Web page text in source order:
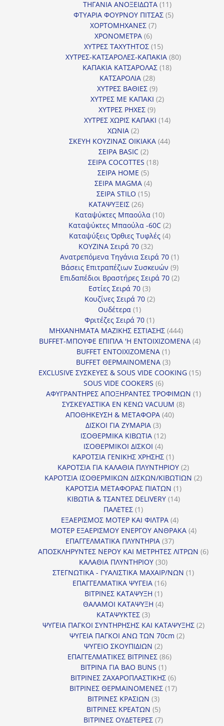
προϊόντα
ΤΗΓΑΝΙΑ ΑΝΟΞΕΙΔΩΤΑ 1111
προϊόντα
ΦΤΥΑΡΙΑ ΦΟΥΡΝΟΥ ΠΙΤΣΑΣ 55
ΧΟΡΤΟΜΗΧΑΝΕΣ 77
ΧΡΟΝΟΜΕΤΡΑ 66
προϊόντα
ΧΥΤΡΕΣ ΤΑΧΥΤΗΤΟΣ 1515
προϊόντα
ΧΥΤΡΕΣ-ΚΑΤΣΑΡΟΛΕΣ-ΚΑΠΑΚΙΑ 8080
ΚΑΠΑΚΙΑ ΚΑΤΣΑΡΟΛΑΣ 1818
ΚΑΤΣΑΡΟΛΙΑ 2828
προϊόντα
ΧΥΤΡΕΣ ΒΑΘΙΕΣ 99
προϊόντα
ΧΥΤΡΕΣ ΜΕ ΚΑΠΑΚΙ 22
ΧΥΤΡΕΣ ΡΗΧΕΣ 99
προϊόντα
ΧΥΤΡΕΣ ΧΩΡΙΣ ΚΑΠΑΚΙ 1414
ΧΩΝΙΑ 22
προϊόντα
ΣΚΕΥΗ ΚΟΥΖΙΝΑΣ ΟΙΚΙΑΚΑ 4444
ΣΕΙΡΑ BASIC 22
προϊόντα
ΣΕΙΡΑ COCOTTES 1818
ΣΕΙΡΑ HOME 55
προϊόντα
ΣΕΙΡΑ MAGMA 44
προϊόντα
ΣΕΙΡΑ STILO 1515
ΚΑΤΑΨΥΞΕΙΣ 2626
προϊόντα
Καταψύκτες Μπαούλα 1010
προϊόντα
Καταψύκτες Μπαούλα -60C 22
προϊόντα
Καταψύξεις Όρθιες Τυφλές 44
ΚΟΥΖΙΝΑ Σειρά 70 3232
προϊόντα
Ανατρεπόμενα Τηγάνια Σειρά 70 11
προϊόν
Βάσεις Επιτραπέζιων Συσκευών 99
προϊόντα
Επιδαπέδιοι Βραστήρες Σειρά 70 22
Εστίες Σειρά 70 33
προϊόντα
Κουζίνες Σειρά 70 22
Ουδέτερα 11
προϊόν
Φριτέζες Σειρά 70 11
προϊόν
ΜΗΧΑΝΗΜΑΤΑ ΜΑΖΙΚΗΣ ΕΣΤΙΑΣΗΣ 444444
προϊόντα
BUFFET-ΜΠΟΥΦΕ ΕΠΙΠΛΑ 'Η ΕΝΤΟΙΧΙΖΟΜΕΝΑ 44
BUFFET ΕΝΤΟΙΧΙΖΟΜΕΝΑ 11
προϊόν
BUFFET ΘΕΡΜΑΙΝΟΜΕΝΑ 33
προϊόντα
EXCLUSIVE ΣΥΣΚΕΥΕΣ & SOUS VIDE COOKING 1515
SOUS VIDE COOKERS 66
προϊόντα
ΑΦΥΓΡΑΝΤΗΡΕΣ ΑΠΟΞΗΡΑΝΤΕΣ ΤΡΟΦΙΜΩΝ 11
ΣΥΣΚΕΥΑΣΤΙΚΑ ΕΝ ΚΕΝΩ VACUUM 88
ΑΠΟΘΗΚΕΥΣΗ & ΜΕΤΑΦΟΡΑ 4040
ΔΙΣΚΟΙ ΓΙΑ ΖΥΜΑΡΙΑ 33
προϊόντα
ΙΣΟΘΕΡΜΙΚΑ ΚΙΒΩΤΙΑ 1212
ΙΣΟΘΕΡΜΙΚΟΙ ΔΙΣΚΟΙ 44
προϊόντα
ΚΑΡΟΤΣΙΑ ΓΕΝΙΚΗΣ ΧΡΗΣΗΣ 11
προϊόν
ΚΑΡΟΤΣΙΑ ΓΙΑ ΚΑΛΑΘΙΑ ΠΛΥΝΤΗΡΙΟΥ 22
προϊόντα
ΚΑΡΟΤΣΙΑ ΙΣΟΘΕΡΜΙΚΩΝ ΔΙΣΚΩΝ/ΚΙΒΩΤΙΩΝ 22
ΚΑΡΟΤΣΙΑ ΜΕΤΑΦΟΡΑΣ ΠΙΑΤΩΝ 11
προϊόν
ΚΙΒΩΤΙΑ & ΤΣΑΝΤΕΣ DELIVERY 1414
ΠΑΛΕΤΕΣ 11
προϊόν
ΕΞΑΕΡΙΣΜΟΣ ΜΟΤΕΡ ΚΑΙ ΦΙΛΤΡΑ 44
προϊόντα
ΜΟΤΕΡ ΕΞΑΕΡΙΣΜΟΥ ΕΝΕΡΓΟΥ ΑΝΘΡΑΚΑ 44
ΕΠΑΓΓΕΛΜΑΤΙΚΑ ΠΛΥΝΤΗΡΙΑ 3737
προϊόντα
ΑΠΟΣΚΛΗΡΥΝΤΕΣ ΝΕΡΟΥ ΚΑΙ ΜΕΤΡΗΤΕΣ ΛΙΤΡΩΝ 66
ΚΑΛΑΘΙΑ ΠΛΥΝΤΗΡΙΟΥ 3030
προϊόντα
ΣΤΕΓΝΩΤΙΚΑ - ΓΥΑΛΙΣΤΙΚΑ ΜΑΧΑΙΡ/ΝΩΝ 11
ΕΠΑΓΓΕΛΜΑΤΙΚΑ ΨΥΓΕΙΑ 1616
ΒΙΤΡΙΝΕΣ ΚΑΤΑΨΥΞΗ 11
προϊόν
ΘΑΛΑΜΟΙ ΚΑΤΑΨΥΞΗ 44
ΚΑΤΑΨΥΚΤΕΣ 33
προϊόντα
ΨΥΓΕΙΑ ΠΑΓΚΟΙ ΣΥΝΤΗΡΗΣΗΣ ΚΑΙ ΚΑΤΑΨΥΞΗΣ 22
ΨΥΓΕΙΑ ΠΑΓΚΟΙ ΑΝΩ ΤΩΝ 70cm 22
ΨΥΓΕΙΟ ΣΚΟΥΠΙΔΙΩΝ 22
προϊόντα
ΕΠΑΓΓΕΛΜΑΤΙΚΕΣ ΒΙΤΡΙΝΕΣ 8686
ΒΙΤΡΙΝΑ ΓΙΑ BAO BUNS 11
προϊόν
ΒΙΤΡΙΝΕΣ ΖΑΧΑΡΟΠΛΑΣΤΙΚΗΣ 66
προϊόντα
ΒΙΤΡΙΝΕΣ ΘΕΡΜΑΙΝΟΜΕΝΕΣ 1717
ΒΙΤΡΙΝΕΣ ΚΡΑΣΙΩΝ 33
προϊόντα
ΒΙΤΡΙΝΕΣ ΚΡΕΑΤΩΝ 55
προϊόντα
ΒΙΤΡΙΝΕΣ ΟΥΔΕΤΕΡΕΣ 77